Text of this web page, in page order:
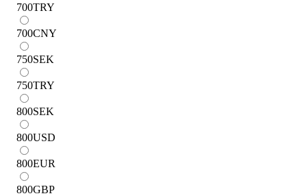
700TRY
700CNY
750SEK
750TRY
800SEK
800USD
800EUR
800GBP